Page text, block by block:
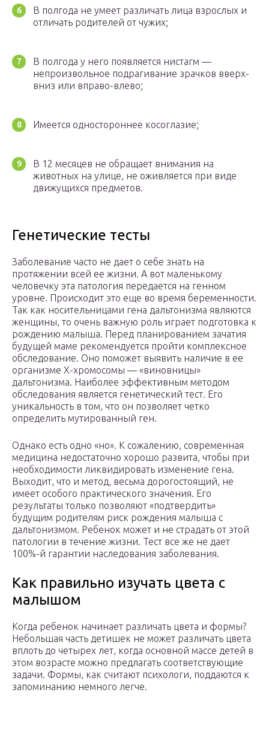
В полгода не умеет различать лица взрослых и
отличать родителей от чужих;
В полгода у него появляется нистагм —
непроизвольное подрагивание зрачков вверх-
вниз или вправо-влево;
Имеется одностороннее косоглазие;
В 12 месяцев не обращает внимания на
животных на улице, не оживляется при виде
движущихся предметов.
Генетические тесты
Заболевание часто не дает о себе знать на
протяжении всей ее жизни. А вот маленькому
человечку эта патология передается на генном
уровне. Происходит это еще во время беременности.
Так как носительницами гена дальтонизма являются
женщины, то очень важную роль играет подготовка к
рождению малыша. Перед планированием зачатия
будущей маме рекомендуется пройти комплексное
обследование. Оно поможет выявить наличие в ее
организме Х-хромосомы — «виновницы»
дальтонизма. Наиболее эффективным методом
обследования является генетический тест. Его
уникальность в том, что он позволяет четко
определить мутированный ген.
Однако есть одно «но». К сожалению, современная
медицина недостаточно хорошо развита, чтобы при
необходимости ликвидировать изменение гена.
Выходит, что и метод, весьма дорогостоящий, не
имеет особого практического значения. Его
результаты только позволяют «подтвердить»
будущим родителям риск рождения малыша с
дальтонизмом. Ребенок может и не страдать от этой
патологии в течение жизни. Тест все же не дает
100%-й гарантии наследования заболевания.
Как правильно изучать цвета с
малышом
Когда ребенок начинает различать цвета и формы?
Небольшая часть детишек не может различать цвета
вплоть до четырех лет, когда основной массе детей в
этом возрасте можно предлагать соответствующие
задачи. Формы, как считают психологи, поддаются к
запоминанию немного легче.